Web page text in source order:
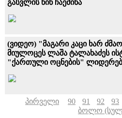
გასვლის წინ ჩაეძინა
(ვიდეო) "მაგარი კაცი ხარ
მიულოცეს ლაშა ტალახაძეს
"ქართული ოცნების"
პირველი 90 91 92 93
ბოლო (სულ